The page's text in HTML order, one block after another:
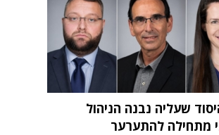
שעליה נבנה הניהול
מתחילה להתערער